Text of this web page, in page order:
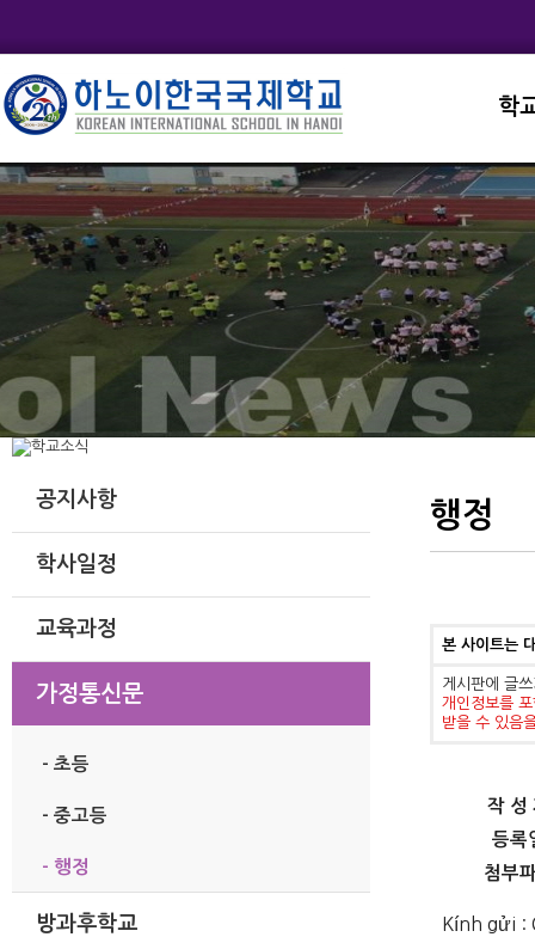
학
학
학
학
공지사항
학사일정
교육과정
가정통신문
- 초등
- 중고등
- 행정
방과후학교
행정
본 사이트는
게시판에 글
개인정보를
받을 수 있음
작 성
등록
첨부
Kính gửi :